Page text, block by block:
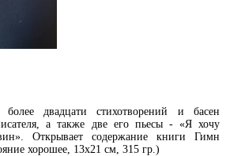
двадцати стихотворений и басен
а также две его пьесы - «Я хочу
Открывает содержание книги Гимн
хорошее, 13х21 см, 315 гр.)